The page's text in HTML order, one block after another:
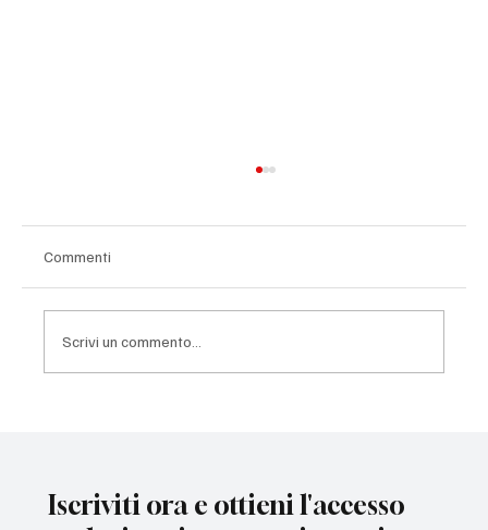
Commenti
Scrivi un commento...
Iscriviti ora e ottieni l'accesso